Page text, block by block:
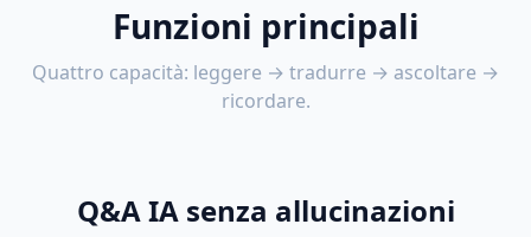
Funzioni principali
Quattro capacità: leggere → tradurre → ascoltare →
ricordare.
Q&A IA senza allucinazioni